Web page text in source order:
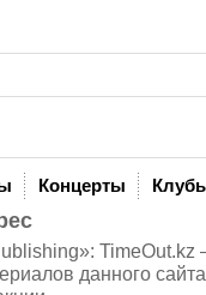
Концерты
TimeOut.kz
данного